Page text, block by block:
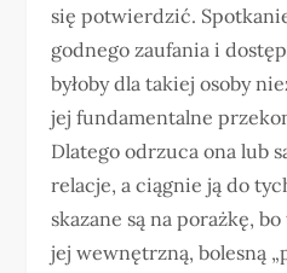
się potwierdzić.
godnego zaufania i
byłoby dla takiej osoby
jej fundamentalne
Dlatego odrzuca ona lub
relacje, a ciągnie ją do
skazane są na porażkę,
jej wewnętrzną, bolesną